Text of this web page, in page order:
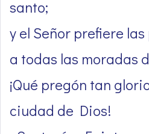
santo;
y el Señor prefiere
a todas las moradas
¡Qué pregón tan
ciudad de Dios!